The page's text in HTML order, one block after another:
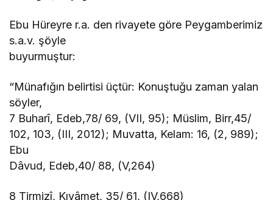
Ebu Hüreyre r.a. den rivayete göre Peygamberimiz
s.a.v. şöyle
buyurmuştur:
“Münafığın belirtisi üçtür: Konuştuğu zaman yalan
söyler,
7 Buharî, Edeb,78/ 69, (VII, 95); Müslim, Birr,45/
102, 103, (III, 2012); Muvatta, Kelam: 16, (2, 989);
Ebu
Dâvud, Edeb,40/ 88, (V,264)
8 Tirmizî, Kıyâmet, 35/ 61, (IV,668)